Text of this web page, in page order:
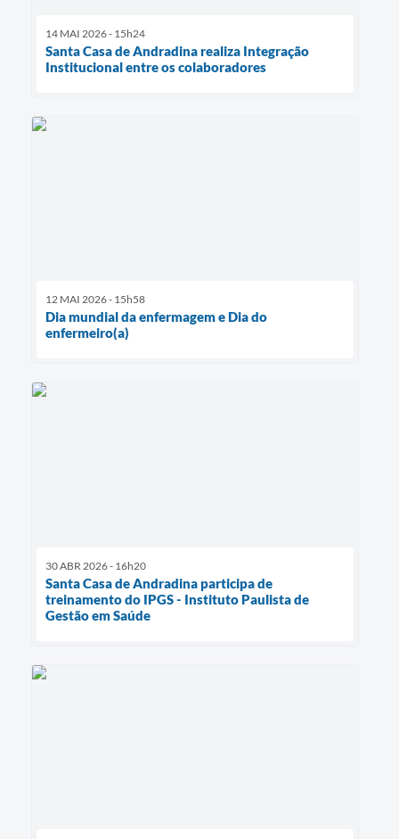
14 MAI 2026 - 15h24
Santa Casa de Andradina realiza Integração
Institucional entre os colaboradores
12 MAI 2026 - 15h58
Dia mundial da enfermagem e Dia do
enfermeiro(a)
30 ABR 2026 - 16h20
Santa Casa de Andradina participa de
treinamento do IPGS - Instituto Paulista de
Gestão em Saúde